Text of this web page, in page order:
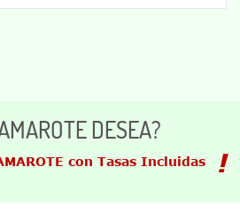
DESEA?
con Tasas Incluidas